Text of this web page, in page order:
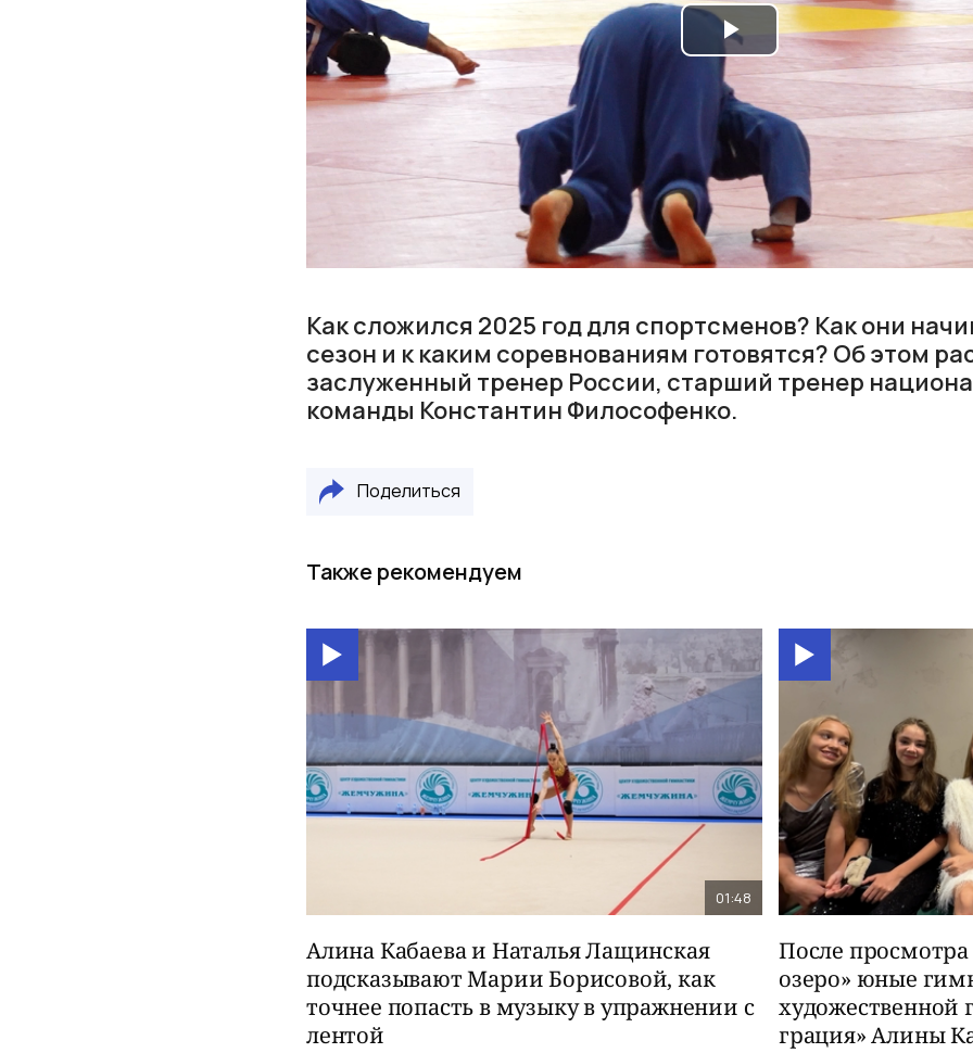
Play
Video
Как сложился 2025 год для спортсменов? Как они
сезон и к каким соревнованиям готовятся? Об этом
заслуженный тренер России, старший тренер
команды Константин Философенко.
Поделиться
Также рекомендуем
01:48
Алина Кабаева и Наталья Лащинская
подсказывают Марии Борисовой, как
точнее попасть в музыку в упражнении с
лентой
После просмотра
озеро» юные
художественной
грация» Алины